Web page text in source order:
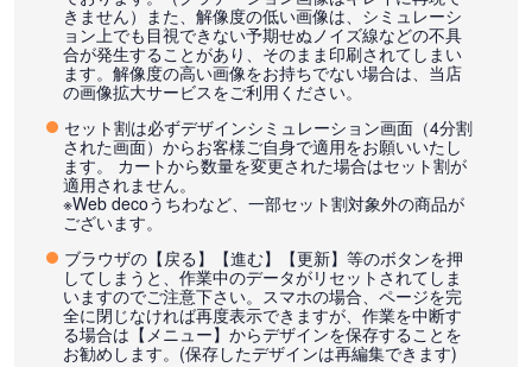
きません）また、解像度の低い画像は、シミュレーシ
ョン上でも目視できない予期せぬノイズ線などの不具
合が発生することがあり、そのまま印刷されてしまい
ます。解像度の高い画像をお持ちでない場合は、当店
の画像拡大サービスをご利用ください。
セット割は必ずデザインシミュレーション画面（4分割
された画面）からお客様ご自身で適用をお願いいたし
ます。 カートから数量を変更された場合はセット割が
適用されません。
※Web decoうちわなど、一部セット割対象外の商品が
ございます。
ブラウザの【戻る】【進む】【更新】等のボタンを押
してしまうと、作業中のデータがリセットされてしま
いますのでご注意下さい。スマホの場合、ページを完
全に閉じなければ再度表示できますが、作業を中断す
る場合は【メニュー】からデザインを保存することを
お勧めします。(保存したデザインは再編集できます)